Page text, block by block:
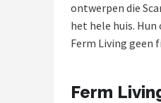
Fietsroutes
Kinderfietsen
ontwerpen die
het hele huis.
Ferm Living geen
Ferm